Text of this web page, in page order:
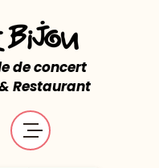
de concert
Restaurant